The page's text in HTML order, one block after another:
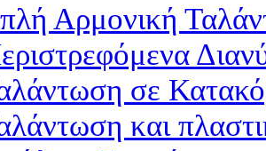
Αρμονική
σε
και